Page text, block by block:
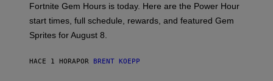
E
P
I
C
M
Fortnite Gem Hours is today. Here are the Power Hour
start times, full schedule, rewards, and featured Gem
Sprites for August 8.
HACE 1 HORAPOR BRENT KOEPP